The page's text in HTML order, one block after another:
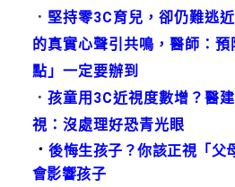
． 堅持零3C育兒，卻仍難逃
的真實心聲引共鳴，醫師：
點」一定要辦到
． 孩童用3C近視度數增？醫
視：沒處理好恐青光眼
．後悔生孩子？你該正視「父
會影響孩子